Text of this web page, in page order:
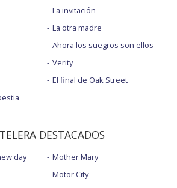
La invitación
La otra madre
Ahora los suegros son ellos
Verity
El final de Oak Street
DESTACADOS
day
Mother Mary
Motor City